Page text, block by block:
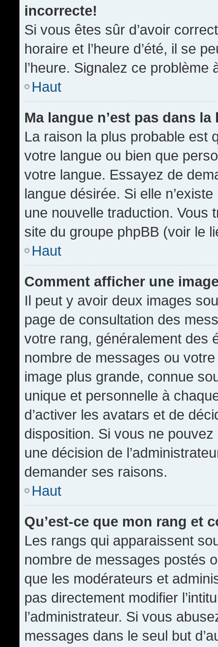
incorrecte!
Si vous êtes sûr d’avoir
horaire et l’heure d’été, il se
l’heure. Signalez ce problème
Haut
Ma langue n’est pas dans la
La raison la plus probable est
votre langue ou bien que
votre langue. Essayez de
langue désirée. Si elle
une nouvelle traduction. Vous
site du groupe phpBB (voir le
Haut
Comment afficher une
Il peut y avoir deux images
page de consultation des
votre rang, généralement des
nombre de messages ou
image plus grande, connue
unique et personnelle à
d’activer les avatars et de
disposition. Si vous ne pouvez
une décision de
demander ses raisons.
Haut
Qu’est-ce que mon rang et
Les rangs qui apparaissent
nombre de messages postés
que les modérateurs et
pas directement modifier
l’administrateur. Si vous
messages dans le seul but